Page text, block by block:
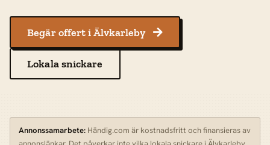
Begär offert i Älvkarleby 
Lokala snickare
Annonssamarbete: Händig.com är kostnadsfritt och finansieras av